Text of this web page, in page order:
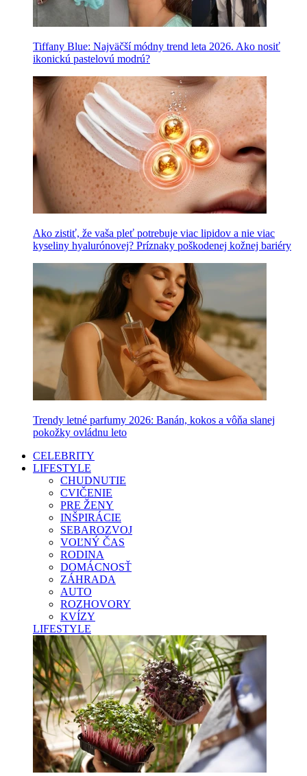
Tiffany Blue: Najväčší módny trend leta 2026. Ako nosiť
ikonickú pastelovú modrú?
Ako zistiť, že vaša pleť potrebuje viac lipidov a nie viac
kyseliny hyalurónovej? Príznaky poškodenej kožnej bariéry
Trendy letné parfumy 2026: Banán, kokos a vôňa slanej
pokožky ovládnu leto
CELEBRITY
LIFESTYLE
CHUDNUTIE
CVIČENIE
PRE ŽENY
INŠPIRÁCIE
SEBAROZVOJ
VOĽNÝ ČAS
RODINA
DOMÁCNOSŤ
ZÁHRADA
AUTO
ROZHOVORY
KVÍZY
LIFESTYLE